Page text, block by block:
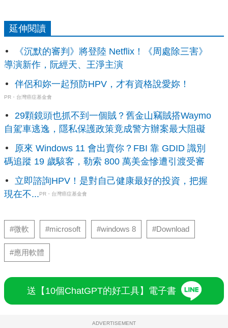
延伸閱讀
《沉默的審判》將登陸 Netflix！《周處除三害》
導演新作，阮經天、王淨主演
伴侶和妳一起預防HPV，才有資格說愛妳！
PR・台灣癌症基金會
29顆鏡頭也抓不到一個賊？舊金山竊賊搭Waymo
自駕車逃逸，隱私保護政策竟成警方辦案最大阻礙
原來 Windows 11 會出賣你？FBI 靠 GDID 識別
碼追蹤 19 歲駭客，勒索 800 萬美金慘遭引渡受審
立即諮詢HPV！是對自己健康最好的投資，把握
現在不...PR・台灣癌症基金會
#微軟 #microsoft #windows 8 #Download
#應用軟體
送【10個ChatGPT的好工具】電子書
ADVERTISEMENT